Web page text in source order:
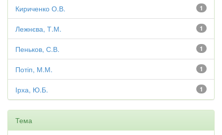
1
Кириченко О.В.
1
Лежнєва, Т.М.
1
Пеньков, С.В.
1
Потіп, М.М.
1
Ірха, Ю.Б.
Тема